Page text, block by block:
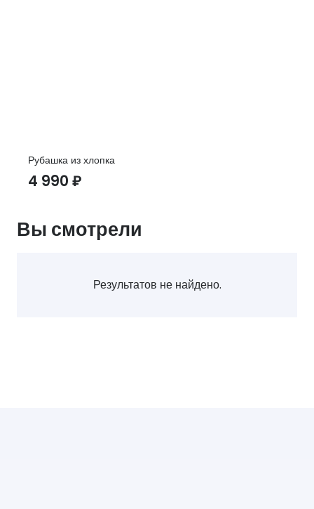
Рубашка из хлопка
4 990 ₽
Вы смотрели
Результатов не найдено.